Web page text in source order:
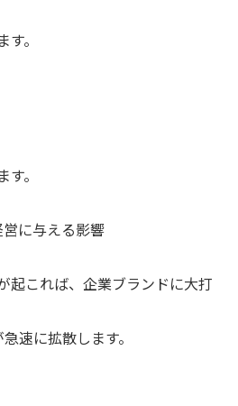
。
。
営に与える影響
起これば、企業ブランドに大打
速に拡散します。